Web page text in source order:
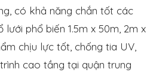
có khả năng chắn tốt các
lưới phổ biến 1.5m x 50m, 2m x
chịu lực tốt, chống tia UV,
cao tầng tại quận trung